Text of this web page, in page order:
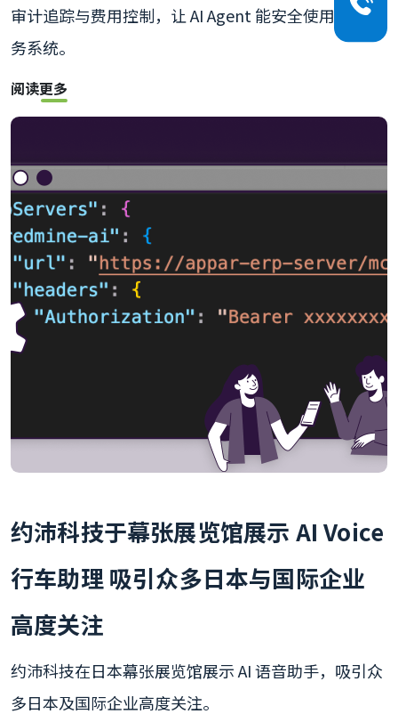
审计追踪与费用控制，让 AI Agent 能安全使用您的业
务系统。
阅读更多
约沛科技于幕张展览馆展示 AI Voice
行车助理 吸引众多日本与国际企业
高度关注
约沛科技在日本幕张展览馆展示 AI 语音助手，吸引众
多日本及国际企业高度关注。